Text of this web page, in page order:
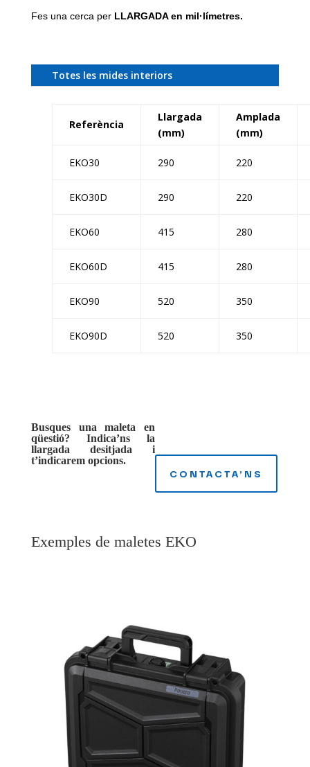
Fes una cerca per LLARGADA en mil·límetres.
Totes les mides interiors
Referència
Llargada
(mm)
Amplada
(mm)
EKO30 290 220
EKO30D 290 220
EKO60 415 280
EKO60D 415 280
EKO90 520 350
EKO90D 520 350
Busques una maleta en
qüestió? Indica’ns la
llargada desitjada i
t’indicarem opcions.
CONTACTA'NS
Exemples de maletes EKO